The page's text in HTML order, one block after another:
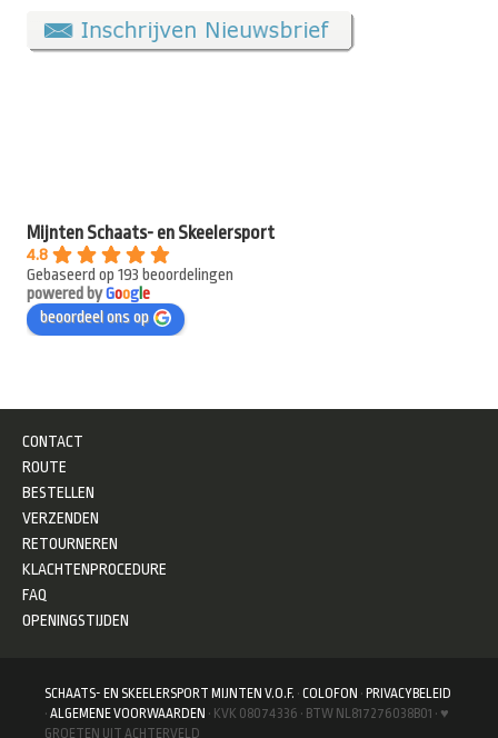
Mijnten Schaats- en Skeelersport
4.8
Gebaseerd op 193 beoordelingen
powered byGooge
beoordeel ons op
CONTACT
ROUTE
BESTELLEN
VERZENDEN
RETOURNEREN
KLACHTENPROCEDURE
FAQ
OPENINGSTIJDEN
SCHAATS- EN SKEELERSPORT MIJNTEN V.O.F. · COLOFON · PRIVACYBELEID
· ALGEMENE VOORWAARDEN · KVK 08074336 · BTW NL817276038B01 · ♥
GROETEN UIT ACHTERVELD